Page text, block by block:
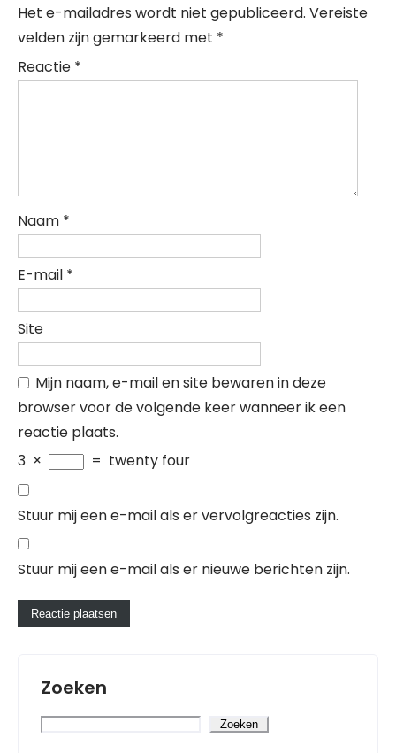
Het e-mailadres wordt niet gepubliceerd. Vereiste
velden zijn gemarkeerd met *
Reactie *
Naam *
E-mail *
Site
Mijn naam, e-mail en site bewaren in deze
browser voor de volgende keer wanneer ik een
reactie plaats.
3 × = twenty four
Stuur mij een e-mail als er vervolgreacties zijn.
Stuur mij een e-mail als er nieuwe berichten zijn.
Zoeken
Zoeken